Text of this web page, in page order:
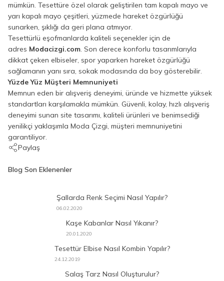
mümkün. Tesettüre özel olarak geliştirilen tam kapalı mayo ve
yarı kapalı mayo çeşitleri, yüzmede hareket özgürlüğü
sunarken, şıklığı da geri plana atmıyor.
Tesettürlü eşofmanlarda kaliteli seçenekler için de
adres Modacizgi.com. Son derece konforlu tasarımlarıyla
dikkat çeken elbiseler, spor yaparken hareket özgürlüğü
sağlamanın yanı sıra, sokak modasında da boy gösterebilir.
Yüzde Yüz Müşteri Memnuniyeti
Memnun eden bir alışveriş deneyimi, üründe ve hizmette yüksek
standartları karşılamakla mümkün. Güvenli, kolay, hızlı alışveriş
deneyimi sunan site tasarımı, kaliteli ürünleri ve benimsediği
yenilikçi yaklaşımla Moda Çizgi, müşteri memnuniyetini
garantiliyor.
Paylaş
Blog Son Eklenenler
Şallarda Renk Seçimi Nasıl Yapılır?
06.02.2020
Kaşe Kabanlar Nasıl Yıkanır?
20.01.2020
Tesettür Elbise Nasıl Kombin Yapılır?
24.12.2019
Salaş Tarz Nasıl Oluşturulur?